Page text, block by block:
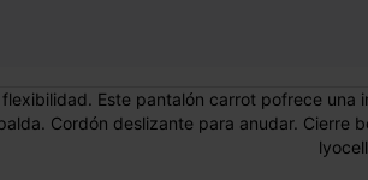
Este pantalón carrot pofrece
Cordón deslizante para anudar. Cierre